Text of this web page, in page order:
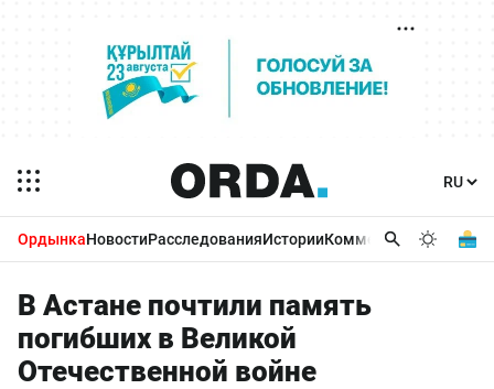
ОрдынкаНовостиРасследованияИсторииКомментарииБизнес
В Астане почтили память
погибших в Великой
Отечественной войне